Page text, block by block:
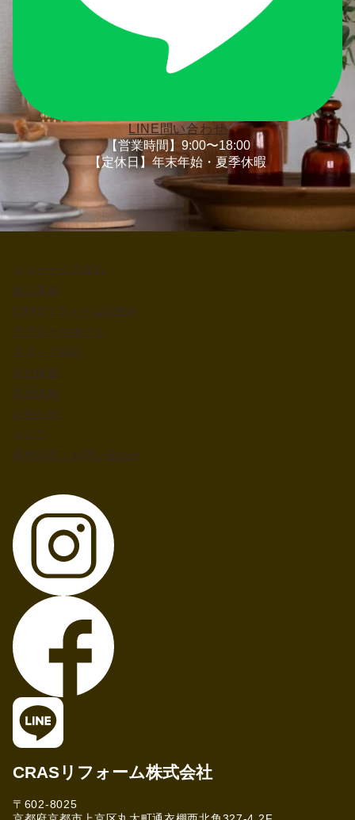
LINE問い合わせ
【営業時間】9:00〜18:00
【定休日】年末年始・夏季休暇
リフォームの流れ
CRASリフォームの強み
アフターサポート
施工事例
ブログ
スタッフ紹介
会社概要
採用情報
お知らせ
資料請求・お問い合わせ
CRASリフォーム株式会社
〒602-8025